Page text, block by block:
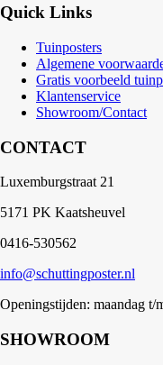
Quick Links
Tuinposters
Algemene
Gratis voorbeeld
Klantenservice
Showroom/Contact
CONTACT
Luxemburgstraat 21
5171 PK Kaatsheuvel
0416-530562
info@schuttingposter.nl
Openingstijden: maandag
SHOWROOM